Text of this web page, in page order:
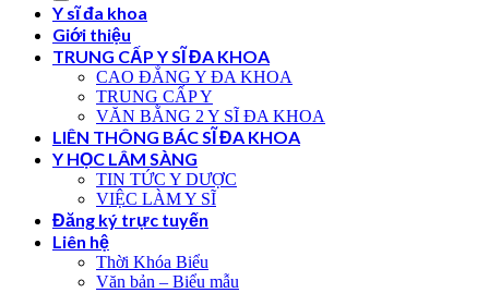
Y sĩ đa khoa
Giới thiệu
TRUNG CẤP Y SĨ ĐA KHOA
CAO ĐẲNG Y ĐA KHOA
TRUNG CẤP Y
VĂN BẰNG 2 Y SĨ ĐA KHOA
LIÊN THÔNG BÁC SĨ ĐA KHOA
Y HỌC LÂM SÀNG
TIN TỨC Y DƯỢC
VIỆC LÀM Y SĨ
Đăng ký trực tuyến
Liên hệ
Thời Khóa Biểu
Văn bản – Biểu mẫu